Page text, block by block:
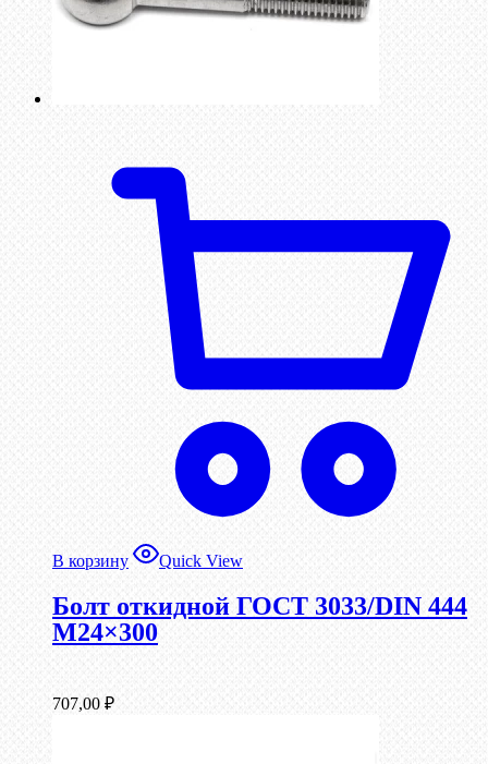
В корзину Quick View
Болт откидной ГОСТ 3033/DIN 444
М24×300
707,00 ₽